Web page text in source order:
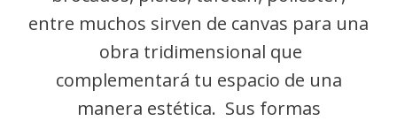
entre muchos sirven de canvas para una
obra tridimensional que
complementará tu espacio de una
manera estética. Sus formas